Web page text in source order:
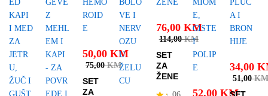
50,00 KM
75,00KM
SET
ZA
76,00 KM
114,00KM
SET
ZA
ŽENE
52,00KM
34,00
51,00KM